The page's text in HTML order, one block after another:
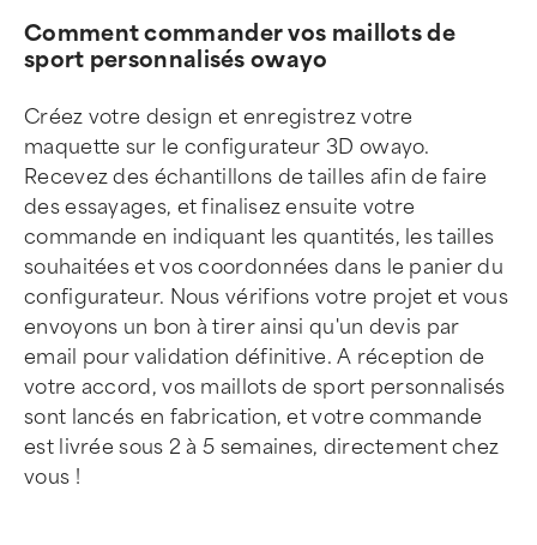
Comment commander vos maillots de
sport personnalisés owayo
Créez votre design et enregistrez votre
maquette sur le configurateur 3D owayo.
Recevez des échantillons de tailles afin de faire
des essayages, et finalisez ensuite votre
commande en indiquant les quantités, les tailles
souhaitées et vos coordonnées dans le panier du
configurateur. Nous vérifions votre projet et vous
envoyons un bon à tirer ainsi qu'un devis par
email pour validation définitive. A réception de
votre accord, vos maillots de sport personnalisés
sont lancés en fabrication, et votre commande
est livrée sous 2 à 5 semaines, directement chez
vous !